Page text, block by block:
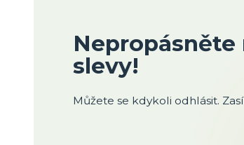
Nepropásněte
slevy!
Můžete se kdykoli odhlásit.